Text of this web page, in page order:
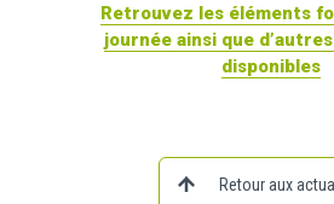
Retrouvez les éléments
journée ainsi que
disponibles
Retour aux